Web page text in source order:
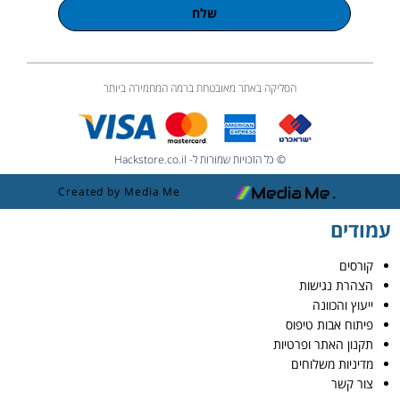
שלח
הסליקה באתר מאובטחת ברמה המחמירה ביותר
© כל הזכויות שמורות ל- Hackstore.co.il
Created by Media Me
עמודים
קורסים
הצהרת נגישות
ייעוץ והכוונה
פיתוח אבות טיפוס
תקנון האתר ופרטיות
מדיניות משלוחים
צור קשר